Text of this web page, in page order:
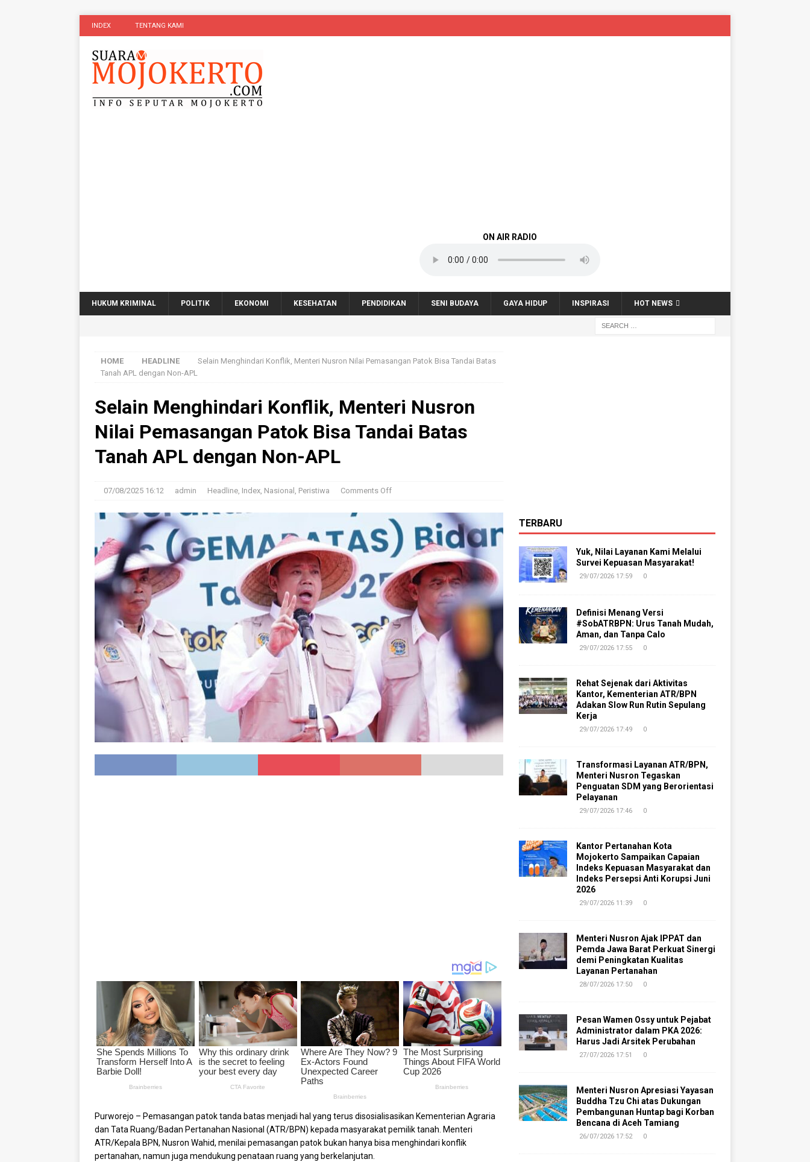
INDEX TENTANG KAMI
ON AIR RADIO
HUKUM KRIMINAL POLITIK EKONOMI KESEHATAN PENDIDIKAN SENI BUDAYA GAYA HIDUP INSPIRASI HOT NEWS
HOME HEADLINE
Selain Menghindari Konflik, Menteri Nusron Nilai Pemasangan Patok Bisa Tandai Batas
Tanah APL dengan Non-APL
Selain Menghindari Konflik, Menteri Nusron
Nilai Pemasangan Patok Bisa Tandai Batas
Tanah APL dengan Non-APL
07/08/2025 16:12 admin Headline, Index, Nasional , Peristiwa Comments Off
Purworejo – Pemasangan patok tanda batas menjadi hal yang terus disosialisasikan Kementerian Agraria
dan Tata Ruang/Badan Pertanahan Nasional (ATR/BPN) kepada masyarakat pemilik tanah. Menteri
ATR/Kepala BPN, Nusron Wahid, menilai pemasangan patok bukan hanya bisa menghindari konflik
pertanahan, namun juga mendukung penataan ruang yang berkelanjutan.
TERBARU
Yuk, Nilai Layanan Kami Melalui
Survei Kepuasan Masyarakat!
29/07/2026 17:59 0
Definisi Menang Versi
#SobATRBPN: Urus Tanah Mudah,
Aman, dan Tanpa Calo
29/07/2026 17:55 0
Rehat Sejenak dari Aktivitas
Kantor, Kementerian ATR/BPN
Adakan Slow Run Rutin Sepulang
Kerja
29/07/2026 17:49 0
Transformasi Layanan ATR/BPN,
Menteri Nusron Tegaskan
Penguatan SDM yang Berorientasi
Pelayanan
29/07/2026 17:46 0
Kantor Pertanahan Kota
Mojokerto Sampaikan Capaian
Indeks Kepuasan Masyarakat dan
Indeks Persepsi Anti Korupsi Juni
2026
29/07/2026 11:39 0
Menteri Nusron Ajak IPPAT dan
Pemda Jawa Barat Perkuat Sinergi
demi Peningkatan Kualitas
Layanan Pertanahan
28/07/2026 17:50 0
Pesan Wamen Ossy untuk Pejabat
Administrator dalam PKA 2026:
Harus Jadi Arsitek Perubahan
27/07/2026 17:51 0
Menteri Nusron Apresiasi Yayasan
Buddha Tzu Chi atas Dukungan
Pembangunan Huntap bagi Korban
Bencana di Aceh Tamiang
26/07/2026 17:52 0